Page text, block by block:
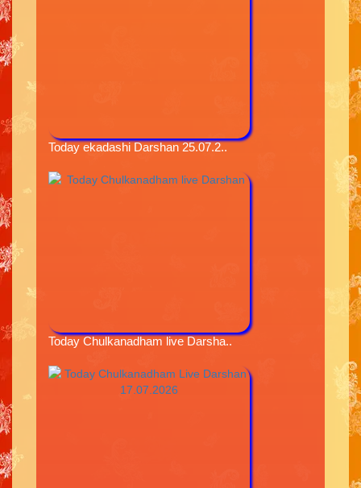
Today ekadashi Darshan 25.07.2..
Today Chulkanadham live Darsha..